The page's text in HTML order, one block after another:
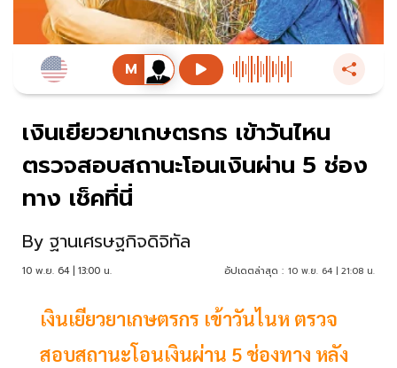
เงินเยียวยาเกษตรกร เข้าวันไหน
ตรวจสอบสถานะโอนเงินผ่าน 5 ช่อง
ทาง เช็คที่นี่
By ฐานเศรษฐกิจดิจิทัล
10 พ.ย. 64 | 13:00 น. อัปเดตล่าสุด : 10 พ.ย. 64 | 21:08 น.
เงินเยียวยาเกษตรกร เข้าวันไนห ตรวจ
สอบสถานะโอนเงินผ่าน 5 ช่องทาง หลัง